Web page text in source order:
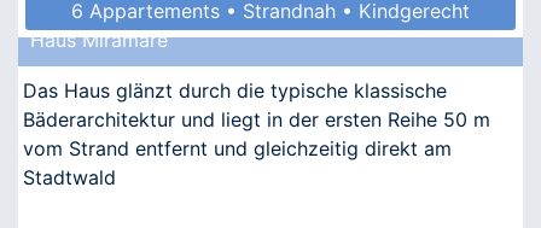
6 Appartements • Strandnah • Kindgerecht
Haus Miramare
Das Haus glänzt durch die typische klassische
Bäderarchitektur und liegt in der ersten Reihe 50 m
vom Strand entfernt und gleichzeitig direkt am
Stadtwald